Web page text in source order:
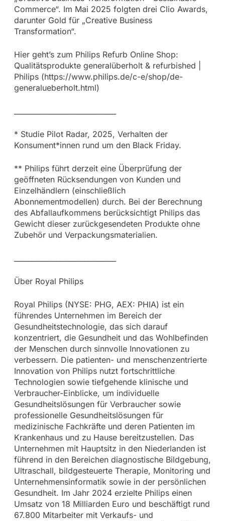
Commerce“. Im Mai 2025 folgten drei Clio Awards,
darunter Gold für „Creative Business
Transformation“.
Hier geht’s zum Philips Refurb Online Shop:
Qualitätsprodukte generalüberholt & refurbished |
Philips (https://www.philips.de/c-e/shop/de-
generalueberholt.html)
* Studie Pilot Radar, 2025, Verhalten der
Konsument*innen rund um den Black Friday.
** Philips führt derzeit eine Überprüfung der
geöffneten Rücksendungen von Kunden und
Einzelhändlern (einschließlich
Abonnementmodellen) durch. Bei der Berechnung
des Abfallaufkommens berücksichtigt Philips das
Gewicht dieser zurückgesendeten Produkte ohne
Zubehör und Verpackungsmaterialien.
Über Royal Philips
Royal Philips (NYSE: PHG, AEX: PHIA) ist ein
führendes Unternehmen im Bereich der
Gesundheitstechnologie, das sich darauf
konzentriert, die Gesundheit und das Wohlbefinden
der Menschen durch sinnvolle Innovationen zu
verbessern. Die patienten- und menschenzentrierte
Innovation von Philips nutzt fortschrittliche
Technologien sowie tiefgehende klinische und
Verbraucher-Einblicke, um individuelle
Gesundheitslösungen für Verbraucher sowie
professionelle Gesundheitslösungen für
medizinische Fachkräfte und deren Patienten im
Krankenhaus und zu Hause bereitzustellen. Das
Unternehmen mit Hauptsitz in den Niederlanden ist
führend in den Bereichen diagnostische Bildgebung,
Ultraschall, bildgesteuerte Therapie, Monitoring und
Unternehmensinformatik sowie in der persönlichen
Gesundheit. Im Jahr 2024 erzielte Philips einen
Umsatz von 18 Milliarden Euro und beschäftigt rund
67.800 Mitarbeiter mit Verkaufs- und